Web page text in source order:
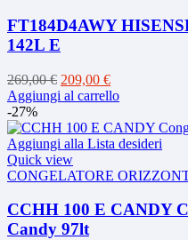
FT184D4AWY
142L E
269,00€ Il
prezzo
era:
269,00 €.
209,00 €Il
prezzo
è:
209,00 €.
Aggiungi al carrello
-27%
Aggiungi alla Lista desideri
Quick view
CONGELATORE
CCHH 100 E CANDY
Candy 97lt